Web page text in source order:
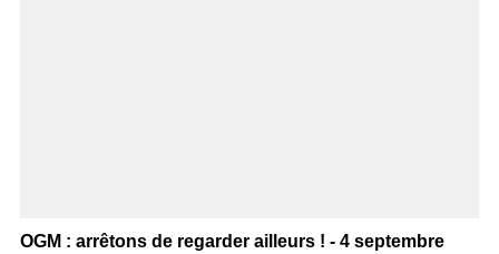
OGM : arrêtons de regarder ailleurs ! - 4 septembre